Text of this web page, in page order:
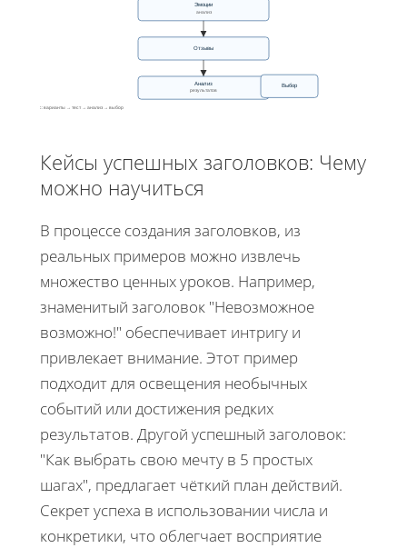
Эмоции
анализ
Отзывы
Анализ
результатов
Выбор
Процесс: варианты → тест → анализ → выбор
Кейсы успешных заголовков: Чему
можно научиться
В процессе создания заголовков, из
реальных примеров можно извлечь
множество ценных уроков. Например,
знаменитый заголовок "Невозможное
возможно!" обеспечивает интригу и
привлекает внимание. Этот пример
подходит для освещения необычных
событий или достижения редких
результатов. Другой успешный заголовок:
"Как выбрать свою мечту в 5 простых
шагах", предлагает чёткий план действий.
Секрет успеха в использовании числа и
конкретики, что облегчает восприятие